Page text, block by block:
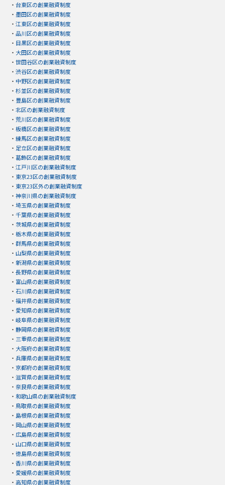
・ 台東区の創業融資制度
・ 墨田区の創業融資制度
・ 江東区の創業融資制度
・ 品川区の創業融資制度
・ 目黒区の創業融資制度
・ 大田区の創業融資制度
・ 世田谷区の創業融資制度
・ 渋谷区の創業融資制度
・ 中野区の創業融資制度
・ 杉並区の創業融資制度
・ 豊島区の創業融資制度
・ 北区の創業融資制度
・ 荒川区の創業融資制度
・ 板橋区の創業融資制度
・ 練馬区の創業融資制度
・ 足立区の創業融資制度
・ 葛飾区の創業融資制度
・ 江戸川区の創業融資制度
・ 東京23区の創業融資制度
・ 東京23区外の創業融資制度
・ 神奈川県の創業融資制度
・ 埼玉県の創業融資制度
・ 千葉県の創業融資制度
・ 茨城県の創業融資制度
・ 栃木県の創業融資制度
・ 群馬県の創業融資制度
・ 山梨県の創業融資制度
・ 新潟県の創業融資制度
・ 長野県の創業融資制度
・ 富山県の創業融資制度
・ 石川県の創業融資制度
・ 福井県の創業融資制度
・ 愛知県の創業融資制度
・ 岐阜県の創業融資制度
・ 静岡県の創業融資制度
・ 三重県の創業融資制度
・ 大阪府の創業融資制度
・ 兵庫県の創業融資制度
・ 京都府の創業融資制度
・ 滋賀県の創業融資制度
・ 奈良県の創業融資制度
・ 和歌山県の創業融資制度
・ 鳥取県の創業融資制度
・ 島根県の創業融資制度
・ 岡山県の創業融資制度
・ 広島県の創業融資制度
・ 山口県の創業融資制度
・ 徳島県の創業融資制度
・ 香川県の創業融資制度
・ 愛媛県の創業融資制度
・ 高知県の創業融資制度